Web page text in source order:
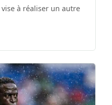
à réaliser un autre